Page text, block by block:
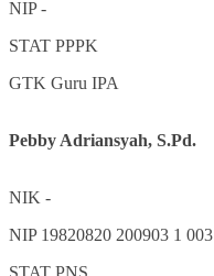
NIP-
STAT PPPK
GTK Guru IPA
Pebby Adriansyah, S.Pd.
NIK -
NIP 19820820 200903 1 003
STAT PNS